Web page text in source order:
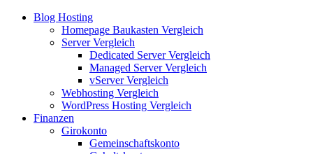
Blog Hosting
Homepage Baukasten Vergleich
Server Vergleich
Dedicated Server Vergleich
Managed Server Vergleich
vServer Vergleich
Webhosting Vergleich
WordPress Hosting Vergleich
Finanzen
Girokonto
Gemeinschaftskonto